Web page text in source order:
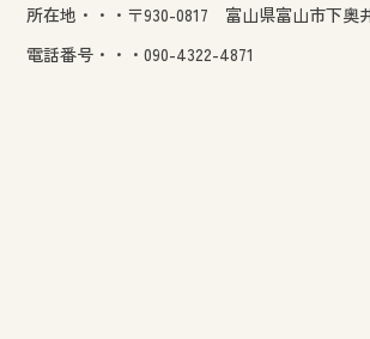
所在地・・・〒930-0817 富山県富山市下奥
電話番号・・・090-4322-4871